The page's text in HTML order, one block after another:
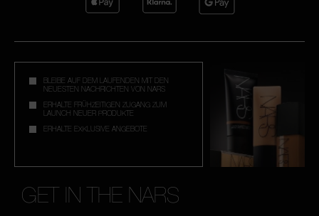
BLEIBE AUF DEM LAUFENDEN MIT DEN
NEUESTEN NACHRICHTEN VON NARS
ERHALTE FRÜHZEITIGEN ZUGANG ZUM
LAUNCH NEUER PRODUKTE
ERHALTE EXKLUSIVE ANGEBOTE
GET IN THE NARS